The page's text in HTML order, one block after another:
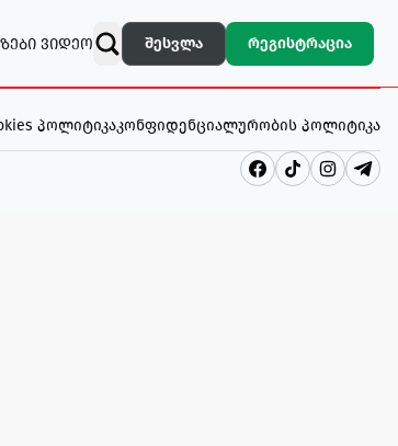
ᲕᲘᲓᲔᲝ შესვლა რეგისტრაცია
პოლიტიკაკონფიდენციალურობის პოლიტიკა